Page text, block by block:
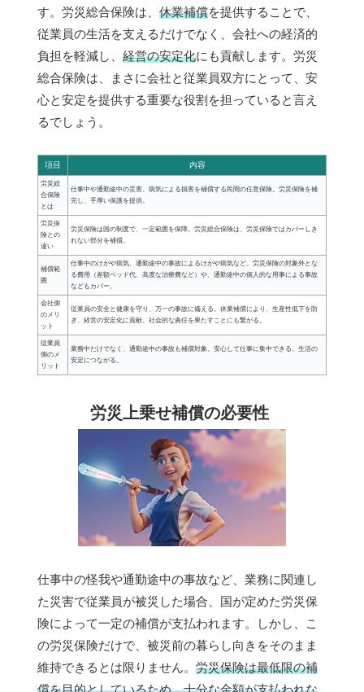
す。労災総合保険は、 休業補償を提供することで、
従業員の生活を支えるだけでなく、会社への経済的
負担を軽減し、 経営の安定化にも貢献します。労災
総合保険は、まさに会社と従業員双方にとって、安
心と安定を提供する重要な役割を担っていると言え
るでしょう。
項目 内容
労災総
合保険
とは
仕事中や通勤途中の災害、病気による損害を補償する民間の任意保険。労災保険を補
完し、手厚い保護を提供。
労災保
険との
違い
労災保険は国の制度で、一定範囲を保障。労災総合保険は、労災保険ではカバーしき
れない部分を補償。
補償範
囲
仕事中のけがや病気、通勤途中の事故によるけがや病気など。労災保険の対象外とな
る費用（差額ベッド代、高度な治療費など）や、通勤途中の個人的な用事による事故
などもカバー。
会社側
のメリ
ット
従業員の安全と健康を守り、万一の事故に備える。休業補償により、生産性低下を防
ぎ、経営の安定化に貢献。社会的な責任を果たすことにも繋がる。
従業員
側のメ
リット
業務中だけでなく、通勤途中の事故も補償対象。安心して仕事に集中できる。生活の
安定につながる。
労災上乗せ補償の必要性
仕事中の怪我や通勤途中の事故など、業務に関連し
た災害で従業員が被災した場合、国が定めた労災保
険によって一定の補償が支払われます。しかし、こ
の労災保険だけで、被災前の暮らし向きをそのまま
維持できるとは限りません。 労災保険は最低限の補
償を目的としているため、十分な金額が支払われな